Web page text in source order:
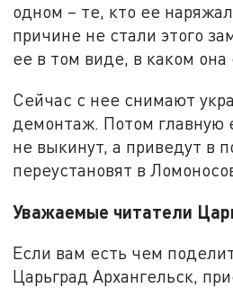
одном – те, кто ее
причине не стали этого
ее в том виде, в каком она
Сейчас с нее снимают
демонтаж. Потом главную
не выкинут, а приведут в
переустановят в
Уважаемые читатели
Если вам есть чем
Царьград Архангельск,